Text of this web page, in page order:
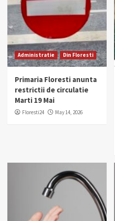
Administratie Din Floresti
Primaria Floresti anunta
restrictii de circulatie
Marti 19 Mai
Floresti24 May 14, 2026